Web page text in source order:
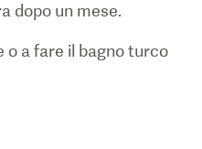
dopo un mese.
o a fare il bagno turco